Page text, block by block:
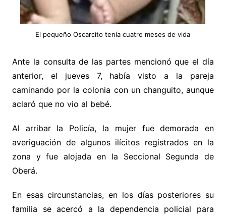
El pequeño Oscarcito tenía cuatro meses de vida
Ante la consulta de las partes mencionó que el día
anterior, el jueves 7, había visto a la pareja
caminando por la colonia con un changuito, aunque
aclaró que no vio al bebé.
Al arribar la Policía, la mujer fue demorada en
averiguación de algunos ilícitos registrados en la
zona y fue alojada en la Seccional Segunda de
Oberá.
En esas circunstancias, en los días posteriores su
familia se acercó a la dependencia policial para